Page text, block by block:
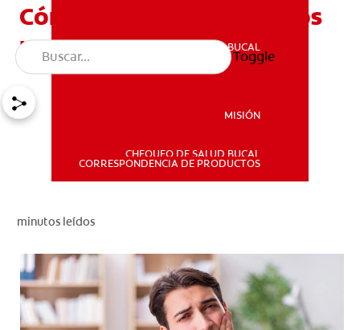
SALUD BUCAL
PARA PROFESIONALES
SALUD BUCAL
MISIÓN
CHEQUEO DE SALUD BUCAL
CORRESPONDENCIA DE PRODUCTOS
Toggle
Cómo surge el dolor de los
nervios dentales
minutos leídos